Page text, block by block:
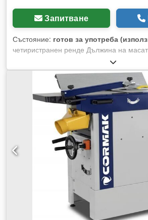
Запитване
Състояние: готов за употреба
четиристранен ренде Дължина на
мм Ширина на рендосване: 180 мм
Adkjkr Височина на рендосване: 105
подаване: 6 и 12 м/мин Диаметър на
Аксиално изместване на рендосващата
профилиране: 15 мм Мощност на
Мощност на мотора за дебелинна
моторите за дясна и лява глава: 5,5 kW
Размери: 2820 x 1220 x 1920 мм
проверена. Всички валове са с нови